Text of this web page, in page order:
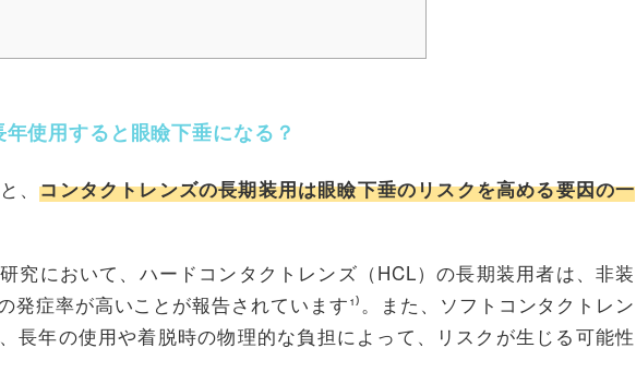
使用すると眼瞼下垂になる？
、コンタクトレンズの長期装用は眼瞼下垂のリスクを高める要因の一
究において、ハードコンタクトレンズ（HCL）の長期装用者は、非装
発症率が高いことが報告されています¹⁾。また、ソフトコンタクトレン
長年の使用や着脱時の物理的な負担によって、リスクが生じる可能性